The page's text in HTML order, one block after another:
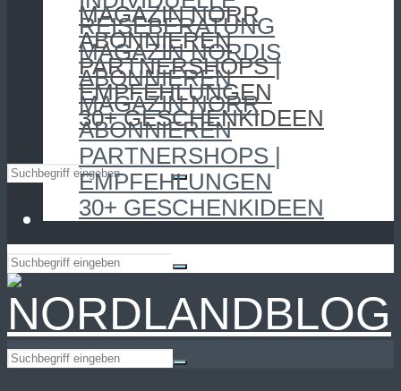
MAGAZIN NORR
ABONNIEREN
PARTNERSHOPS |
EMPFEHLUNGEN
30+ GESCHENKIDEEN
REISEBERATUNG
MAGAZIN NORDIS
ABONNIEREN
MAGAZIN NORR
ABONNIEREN
PARTNERSHOPS |
EMPFEHLUNGEN
30+ GESCHENKIDEEN